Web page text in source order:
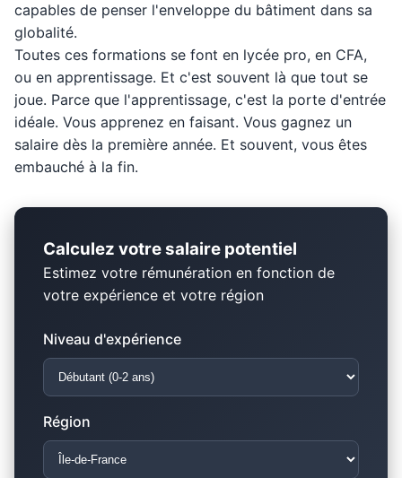
capables de penser l'enveloppe du bâtiment dans sa
globalité.
Toutes ces formations se font en lycée pro, en CFA,
ou en apprentissage. Et c'est souvent là que tout se
joue. Parce que l'apprentissage, c'est la porte d'entrée
idéale. Vous apprenez en faisant. Vous gagnez un
salaire dès la première année. Et souvent, vous êtes
embauché à la fin.
Calculez votre salaire potentiel
Estimez votre rémunération en fonction de
votre expérience et votre région
Niveau d'expérience
Région